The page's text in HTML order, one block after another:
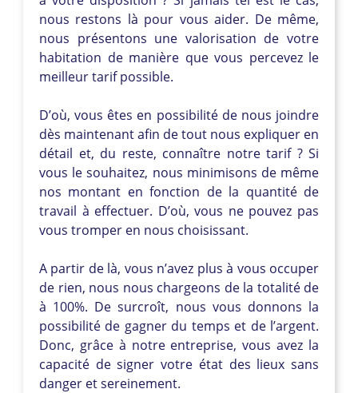
nous restons là pour vous aider. De même,
nous présentons une valorisation de votre
habitation de manière que vous percevez le
meilleur tarif possible.
D’où, vous êtes en possibilité de nous joindre
dès maintenant afin de tout nous expliquer en
détail et, du reste, connaître notre tarif ? Si
vous le souhaitez, nous minimisons de même
nos montant en fonction de la quantité de
travail à effectuer. D’où, vous ne pouvez pas
vous tromper en nous choisissant.
A partir de là, vous n’avez plus à vous occuper
de rien, nous nous chargeons de la totalité de
à 100%. De surcroît, nous vous donnons la
possibilité de gagner du temps et de l’argent.
Donc, grâce à notre entreprise, vous avez la
capacité de signer votre état des lieux sans
danger et sereinement.